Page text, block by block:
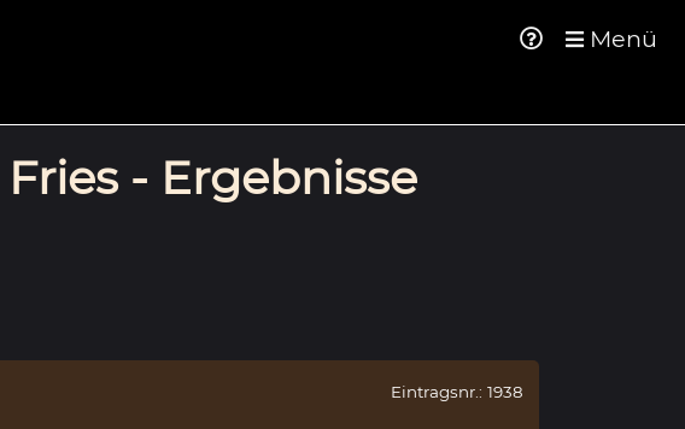
Menü
- Ergebnisse
Eintragsnr.: 1938